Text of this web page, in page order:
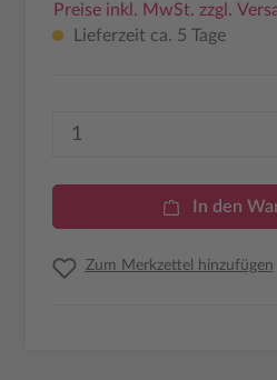
Preise inkl. MwSt. zzgl.
Lieferzeit ca. 5 Tage
Produkt Anzahl:
In den
Zum Merkzettel hinzufügen